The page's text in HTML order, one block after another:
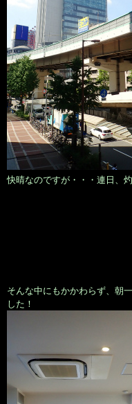
快晴なのですが・・・連日、
そんな中にもかかわらず、朝
した！